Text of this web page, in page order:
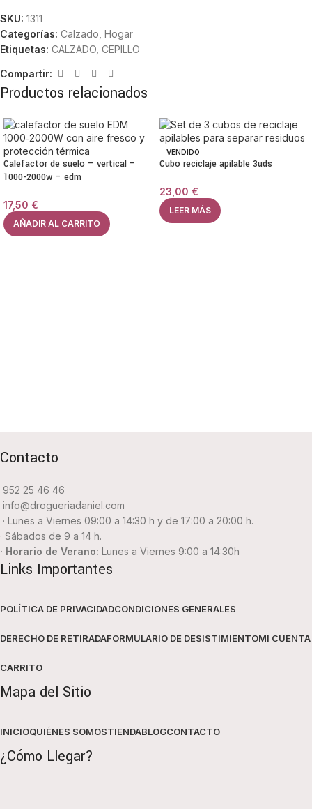
SKU: 1311
Categorías: Calzado Hogar
Etiquetas: CALZADO CEPILLO
Compartir:
Productos relacionados
Calefactor de suelo – vertical –
1000-2000w – edm
17,50 €
AÑADIR AL CARRITO
VENDIDO
Cubo reciclaje apilable 3uds
23,00 €
LEER MÁS
Contacto
952 25 46 46
info@drogueriadaniel.com
· Lunes a Viernes 09:00 a 14:30 h y de 17:00 a 20:00 h.
· Sábados de 9 a 14 h.
· Horario de Verano: Lunes a Viernes 9:00 a 14:30h
Links Importantes
POLÍTICA DE PRIVACIDADCONDICIONES GENERALES
DERECHO DE RETIRADAFORMULARIO DE DESISTIMIENTOMI CUENTA
CARRITO
Mapa del Sitio
INICIOQUIÉNES SOMOSTIENDABLOGCONTACTO
¿Cómo Llegar?